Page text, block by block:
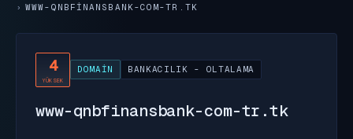
WWW-QNBFINANSBANK-COM-TR.TK
4
YÜKSEK
DOMAIN BANKACILIK - OLTALAMA
www-qnbfinansbank-com-tr.tk